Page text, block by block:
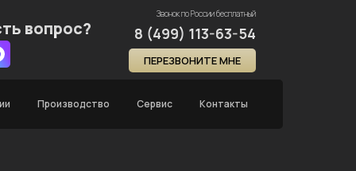
вопрос?
Звонок по России бесплатный
8 (499) 113-63-54
ПЕРЕЗВОНИТЕ МНЕ
Производство Сервис Контакты